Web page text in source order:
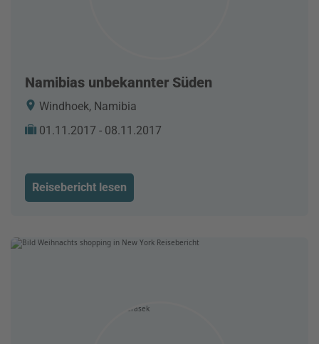
Namibias unbekannter Süden
Windhoek, Namibia
01.11.2017 - 08.11.2017
Reisebericht lesen